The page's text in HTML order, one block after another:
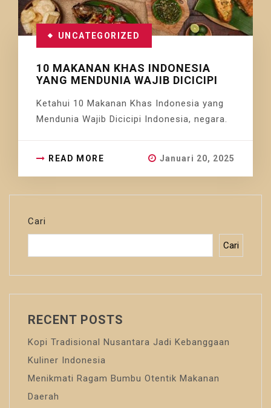
UNCATEGORIZED
10 MAKANAN KHAS INDONESIA
YANG MENDUNIA WAJIB DICICIPI
Ketahui 10 Makanan Khas Indonesia yang
Mendunia Wajib Dicicipi Indonesia, negara.
READ MORE Januari 20, 2025
Cari
Cari
RECENT POSTS
Kopi Tradisional Nusantara Jadi Kebanggaan
Kuliner Indonesia
Menikmati Ragam Bumbu Otentik Makanan
Daerah